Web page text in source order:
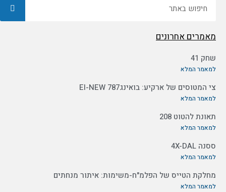
מאמרים אחרונים
שחק 41
למאמר המלא
צי המטוסים של ארקיע: בואינג787 EI-NEW
למאמר המלא
תאונת להטוט 208
למאמר המלא
ססנה 4X-DAL
למאמר המלא
מחלקת הטייס של הפלמ"ח-משימות: איתור מנחתים
למאמר המלא